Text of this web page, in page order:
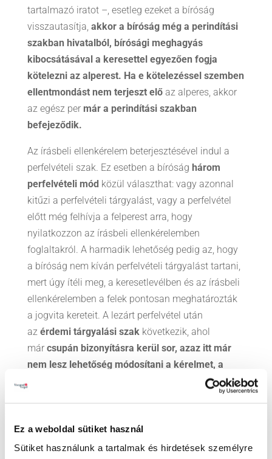
Ez a weboldal sütiket használ
Sütiket használunk a tartalmak és hirdetések személyre
tartalmazó iratot –, esetleg ezeket a bíróság
visszautasítja, akkor a bíróság még a perindítási
szakban hivatalból, bírósági meghagyás
kibocsátásával a keresettel egyezően fogja
kötelezni az alperest. Ha e kötelezéssel szemben
ellentmondást nem terjeszt elő az alperes, akkor
az egész per már a perindítási szakban
befejeződik.
Az írásbeli ellenkérelem beterjesztésével indul a
perfelvételi szak. Ez esetben a bíróság három
perfelvételi mód közül választhat: vagy azonnal
kitűzi a perfelvételi tárgyalást, vagy a perfelvétel
előtt még felhívja a felperest arra, hogy
nyilatkozzon az írásbeli ellenkérelemben
foglaltakról. A harmadik lehetőség pedig az, hogy
a bíróság nem kíván perfelvételi tárgyalást tartani,
mert úgy ítéli meg, a keresetlevélben és az írásbeli
ellenkérelemben a felek pontosan meghatározták
a jogvita kereteit. A lezárt perfelvétel után
az érdemi tárgyalási szakkövetkezik, ahol
már csupán bizonyításra kerül sor, azaz itt már
nem lesz lehetőség módosítani a kérelmet, a
jogcímet, vagy a jogi érvelést.
A professzionális pereskedés érdekében a
korábbinál jóval szűkebb körben lehet majd jogi